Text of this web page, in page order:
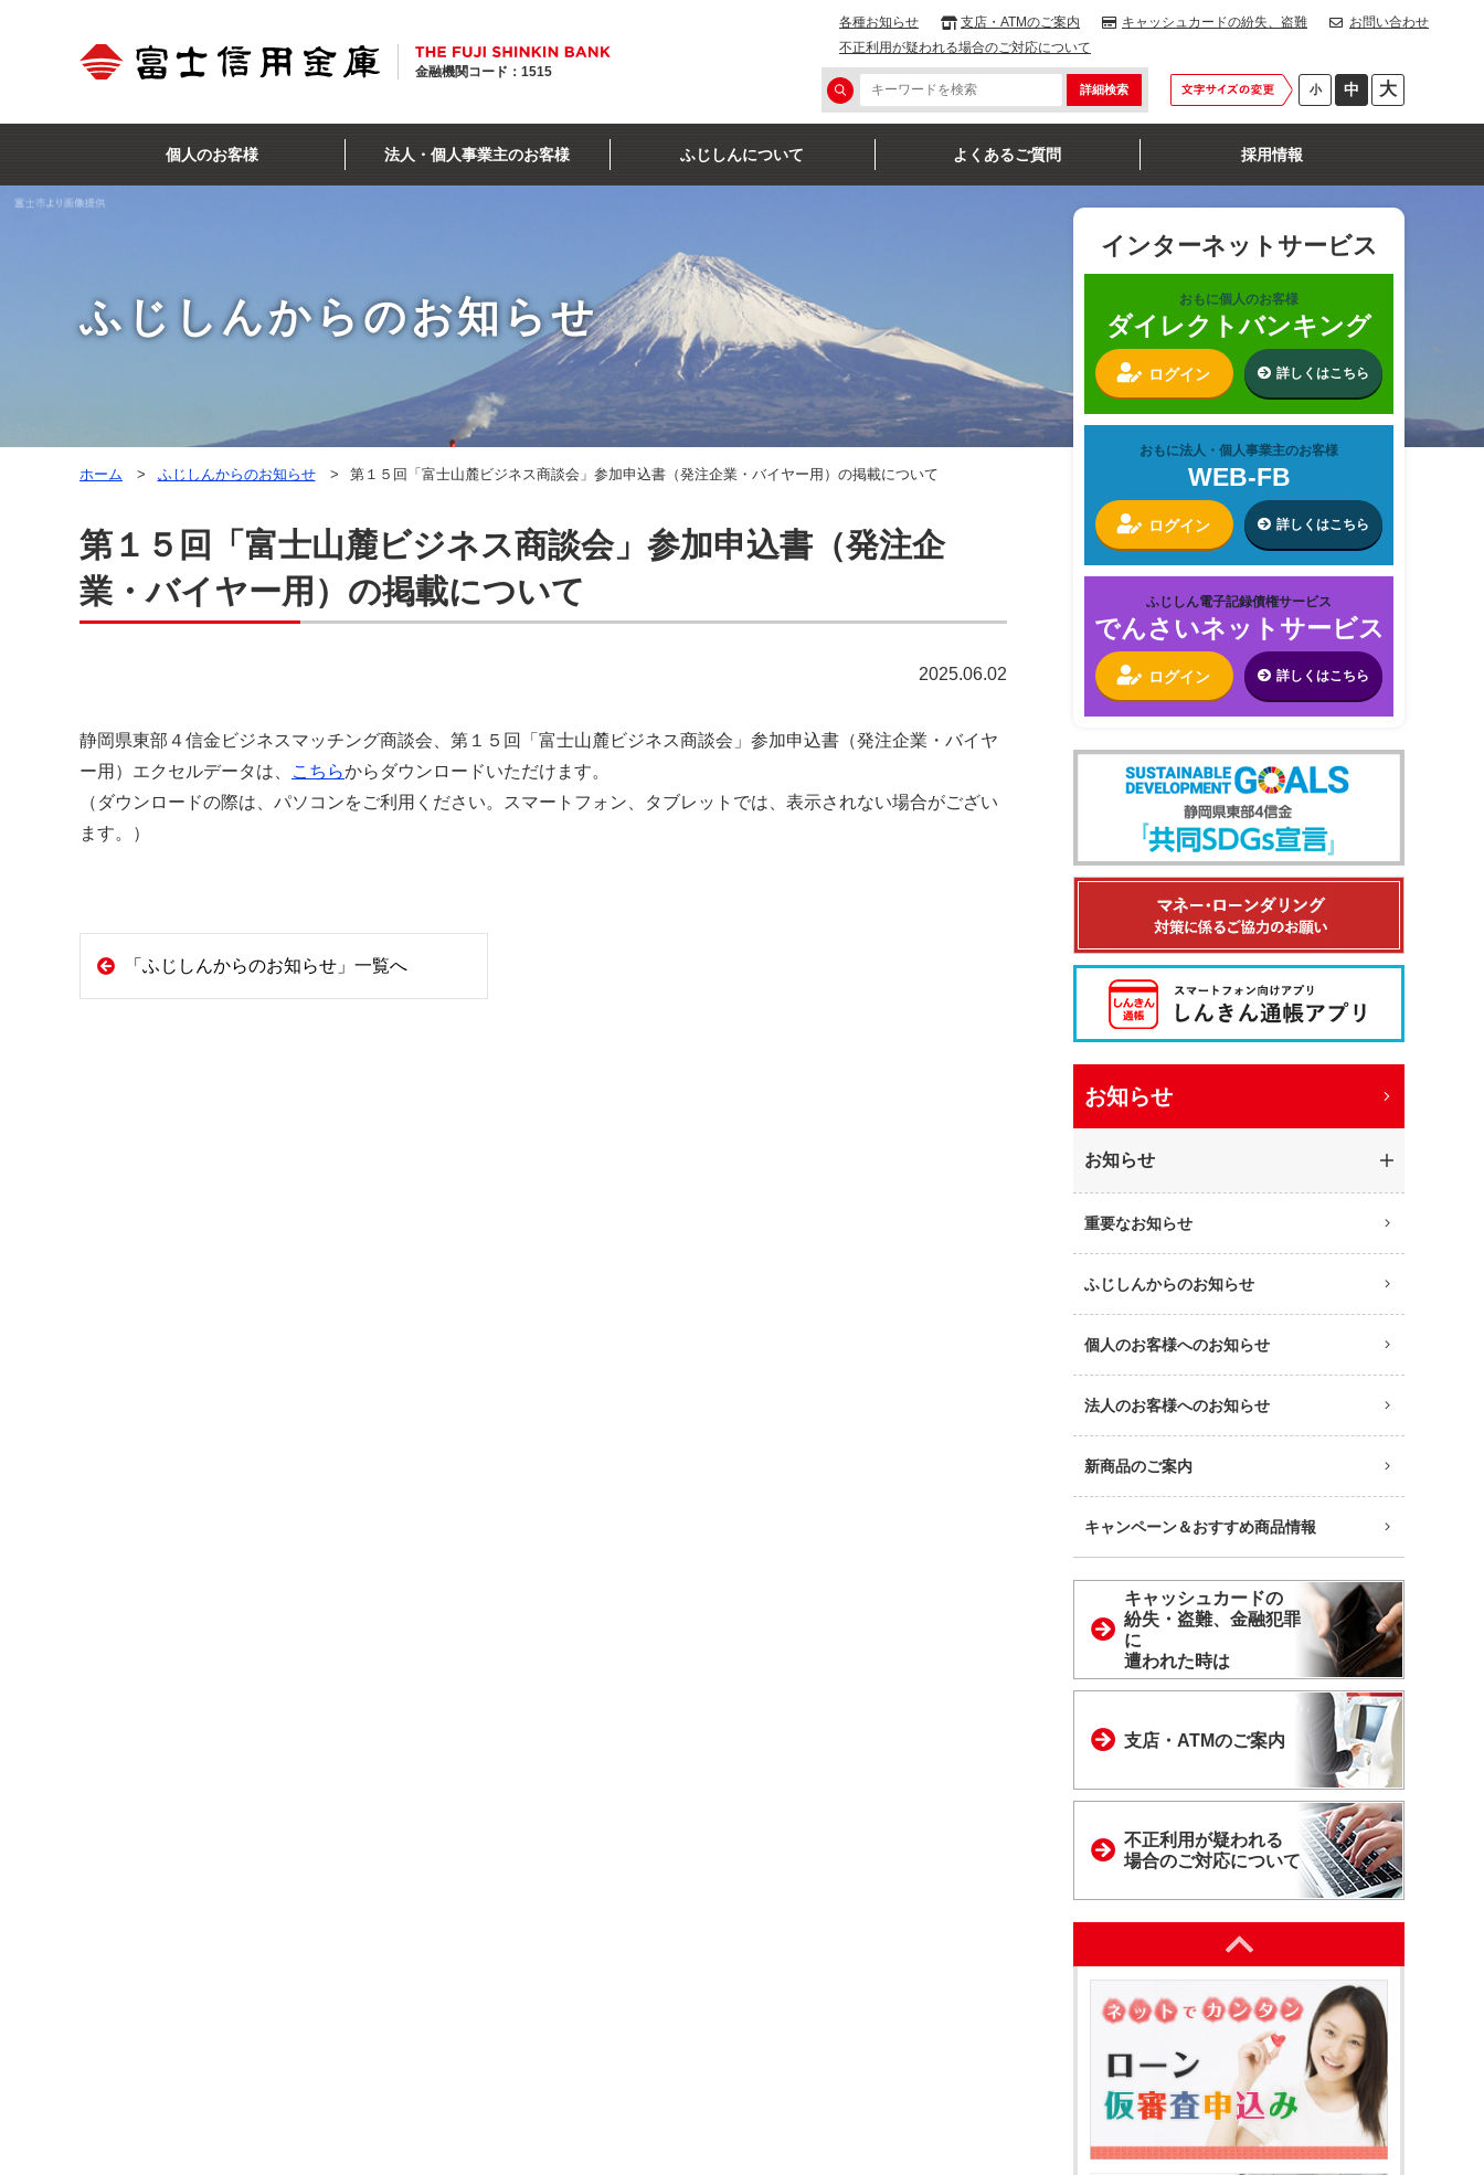
金融機関コード：1515
各種お知らせ 支店・ATMのご案内 キャッシュカードの紛失、盗難
お問い合わせ
不正利用が疑われる場合のご対応について
小 中 大
個人のお客様 法人・個人事業主のお客様 ふじしんについて よくあるご質問 採用情報
ふじしんからのお知らせ
ホーム ふじしんからのお知らせ 第１５回「富士山麓ビジネス商談会」参加申込書（発注企業・バイヤー用）の掲載について
第１５回「富士山麓ビジネス商談会」参加申込書（発注企
業・バイヤー用）の掲載について
2025.06.02
静岡県東部４信金ビジネスマッチング商談会、第１５回「富士山麓ビジネス商談会」参加申込書（発注企業・バイヤ
ー用）エクセルデータは、
こちらからダウンロードいただけます。
（ダウンロードの際は、パソコンをご利用ください。スマートフォン、タブレットでは、表示されない場合がござい
ます。）
「ふじしんからのお知らせ」一覧へ
インターネットサービス
おもに個人のお客様
ダイレクトバンキング
ログイン 詳しくはこちら
おもに法人・個人事業主のお客様
WEB-FB
ログイン 詳しくはこちら
ふじしん電子記録債権サービス
でんさいネットサービス
ログイン 詳しくはこちら
お知らせ
お知らせ
重要なお知らせ
ふじしんからのお知らせ
個人のお客様へのお知らせ
法人のお客様へのお知らせ
新商品のご案内
キャンペーン＆おすすめ商品情報
キャッシュカードの
紛失・盗難、金融犯罪
に
遭われた時は
支店・ATMのご案内
不正利用が疑われる
場合のご対応について